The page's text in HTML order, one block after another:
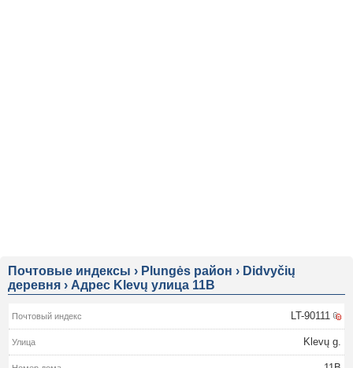
Почтовые индексы › Plungės район › Didvyčių
деревня › Адрес Klevų улица 11B
LT-90111
Klevų g.